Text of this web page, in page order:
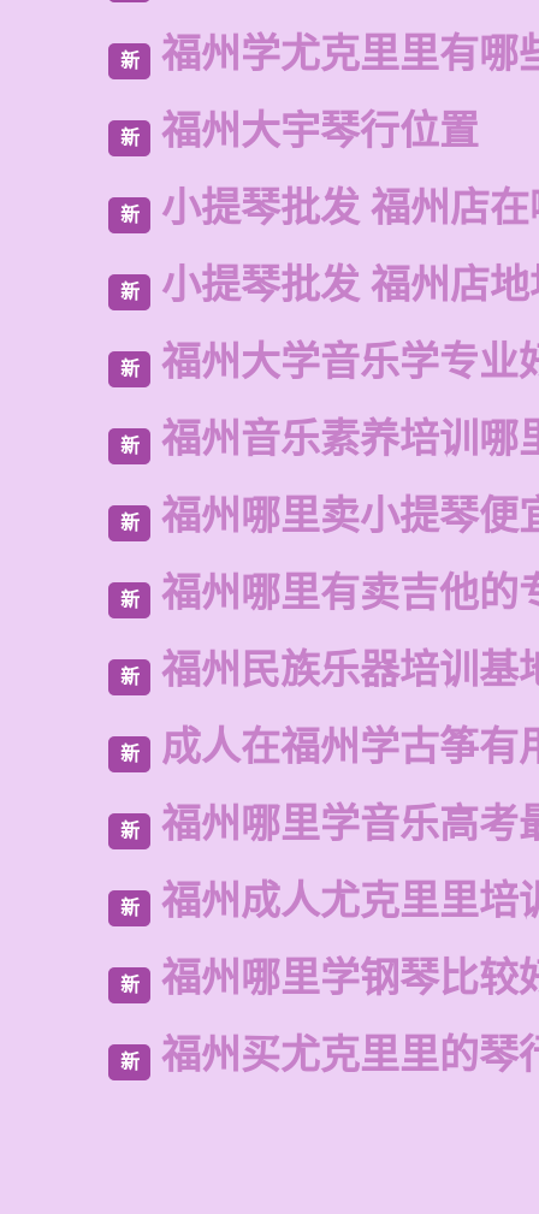
新 福州学尤克里里有哪
新 福州大宇琴行位置
新 小提琴批发 福州店
新 小提琴批发 福州店
新 福州大学音乐学专业
新 福州音乐素养培训哪
新 福州哪里卖小提琴便
新 福州哪里有卖吉他的
新 福州民族乐器培训基
新 成人在福州学古筝有
新 福州哪里学音乐高考
新 福州成人尤克里里培
新 福州哪里学钢琴比较
新 福州买尤克里里的琴